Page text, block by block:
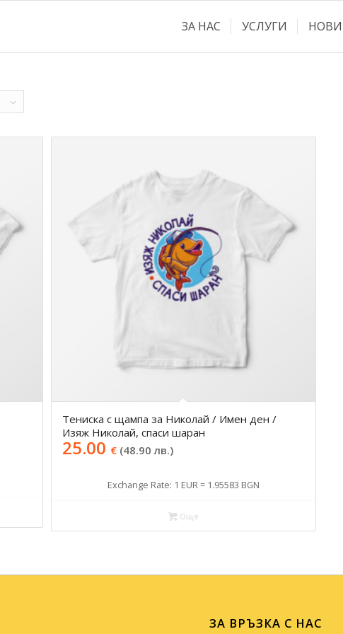
ЗА НАС УСЛУГИ
Тениска с щампа за Николай / Имен ден /
Изяж Николай, спаси шаран
25.00 € (48.90 лв.)
Exchange Rate: 1 EUR = 1.95583 BGN
Още
ЗА ВРЪЗКА С НАС